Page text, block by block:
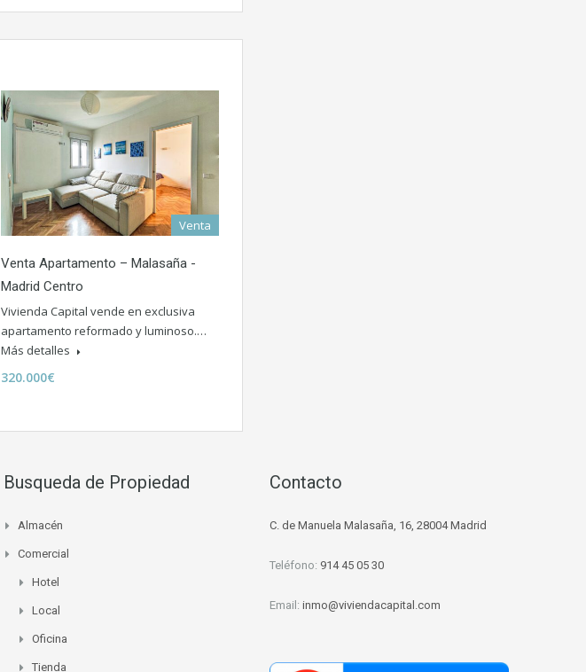
Venta
Venta Apartamento – Malasaña -
Madrid Centro
Vivienda Capital vende en exclusiva
apartamento reformado y luminoso.…
Más detalles
320.000€
Busqueda de Propiedad
Almacén
Comercial
Hotel
Local
Oficina
Tienda
Contacto
C. de Manuela Malasaña, 16, 28004 Madrid
Teléfono: 914 45 05 30
Email: inmo@viviendacapital.com